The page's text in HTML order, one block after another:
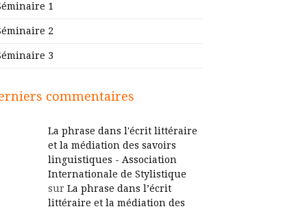
1
2
3
commentaires
La phrase dans l'écrit littéraire
et la médiation des savoirs
linguistiques - Association
Internationale de Stylistique
sur La phrase dans l’écrit
littéraire et la médiation des